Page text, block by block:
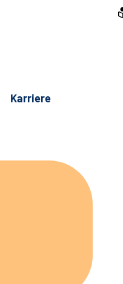
Karriere